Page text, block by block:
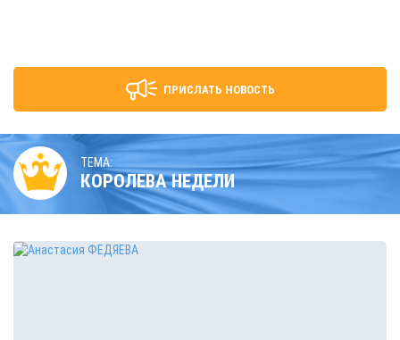
ПРИСЛАТЬ НОВОСТЬ
ТЕМА:
КОРОЛЕВА НЕДЕЛИ